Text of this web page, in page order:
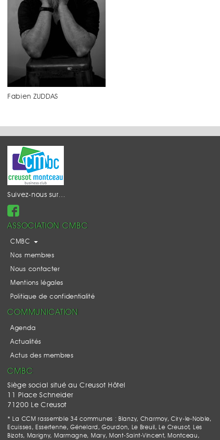
Fabien ZUDDAS
Suivez-nous sur…
ASSOCIATION CMBC
CMBC
Nos membres
Nous contacter
Mentions légales
Politique de confidentialité
COMMUNICATION
Agenda
Actualités
Actus des membres
CMBC
Siège social situé au Creusot Hôtel
11 Place Schneider
71200 Le Creusot
* La CCM rassemble 34 communes : Blanzy, Charmoy, Ciry-le-Noble,
Ecuisses, Essertenne, Génelard, Gourdon, Le Breuil, Le Creusot, Les
Bizots, Marigny, Marmagne, Mary, Mont-Saint-Vincent, Montceau,